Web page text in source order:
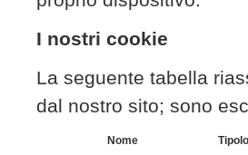
I nostri cookie
La seguente tabella
dal nostro sito; sono
Nome